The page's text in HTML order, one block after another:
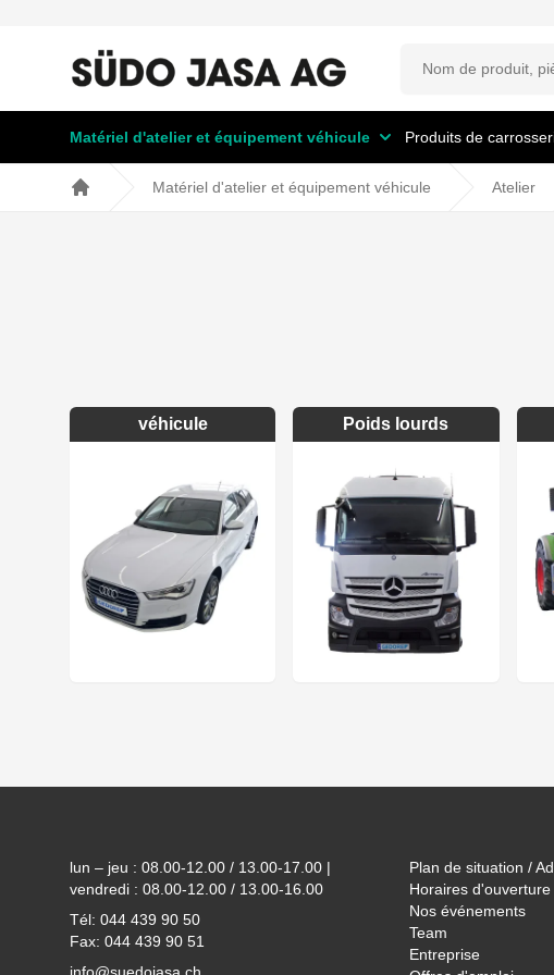
Matériel d'atelier et équipement véhicule Produits de
Matériel d'atelier et équipement véhicule Atelier
véhicule Poids lourds
lun – jeu : 08.00-12.00 / 13.00-17.00 |
vendredi : 08.00-12.00 / 13.00-16.00
Tél: 044 439 90 50
Fax: 044 439 90 51
Plan de situation /
Horaires d'ouverture
Nos événements
Team
Entreprise